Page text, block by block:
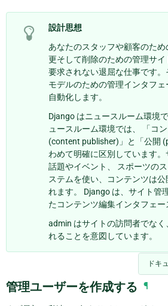
ドキ
設計思想
あなたのスタッフや顧客のた
更そして削除のための管理サ
要求されない退屈な仕事です
モデルのための管理インタフ
自動化します。
Django はニュースルーム環境
ュースルーム環境では、 「コ
(content publisher)」と「公開
わめて明確に区別しています
話題やイベント、 スポーツの
ステムを使い、コンテンツは
れます。 Django は、サイト管
たコンテンツ編集インタフェー
admin はサイトの訪問者でなく
れることを意図しています。
管理ユーザーを作成する ¶